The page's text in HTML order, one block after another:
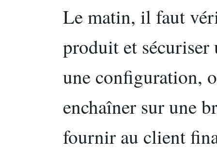
Le matin, il faut
produit et
une configuration,
enchaîner sur une
fournir au client